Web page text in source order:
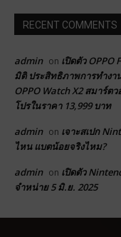
RECENT COMMENTS
admin on เปิดตัว
มิติ ประสิทธิภาพการทำงา
OPPO Watch X2 สมาร์
โปรในราคา 13,999 บาท
admin on เจาะสเปก
ไหน แบตน้อยจริงไหม?
admin on เปิดตัว
จำหน่าย 5 มิ.ย. 2025